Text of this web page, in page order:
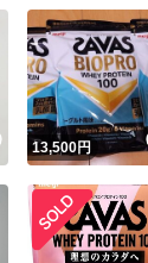
いいね！
13,500円